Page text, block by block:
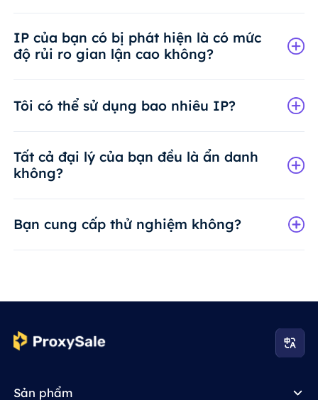
IP của bạn có bị phát hiện là có mức
độ rủi ro gian lận cao không?
Tôi có thể sử dụng bao nhiêu IP?
Tất cả đại lý của bạn đều là ẩn danh
không?
Bạn cung cấp thử nghiệm không?
Sản phẩm